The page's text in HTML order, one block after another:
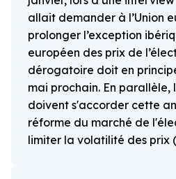
allait demander à l’Union
prolonger l’exception
européen des prix de
dérogatoire doit en
mai prochain. En parallèle,
doivent s'accorder cette
réforme du marché de
limiter la volatilité des prix